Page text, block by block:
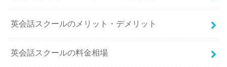
英会話スクールのメリット・デメリット
英会話スクールの料金相場